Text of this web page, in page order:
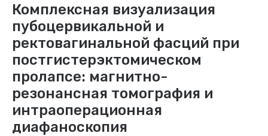
Комплексная визуализация
пубоцервикальной и
ректовагинальной фасций при
постгистерэктомическом
пролапсе: магнитно-
резонансная томография и
интраоперационная
диафаноскопия